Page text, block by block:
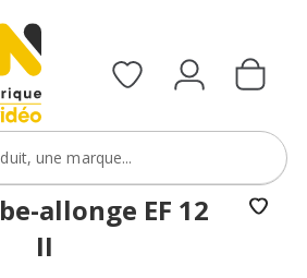
allonge EF 12
II